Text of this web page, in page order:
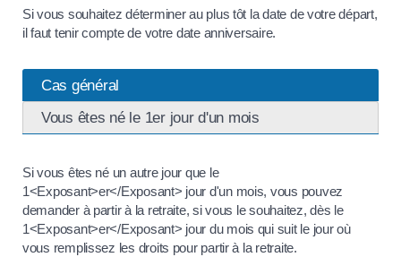
Si vous souhaitez déterminer au plus tôt la date de votre départ,
il faut tenir compte de votre date anniversaire.
Cas général
Vous êtes né le 1er jour d'un mois
Si vous êtes né un autre jour que le
1<Exposant>er</Exposant> jour d'un mois, vous pouvez
demander à partir à la retraite, si vous le souhaitez, dès le
1<Exposant>er</Exposant> jour du mois qui suit le jour où
vous remplissez les droits pour partir à la retraite.